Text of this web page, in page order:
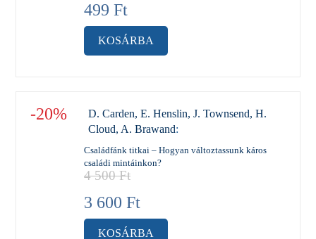
499 Ft
KOSÁRBA
-20%
D. Carden, E. Henslin, J. Townsend, H.
Cloud, A. Brawand:
Családfánk titkai – Hogyan változtassunk káros
családi mintáinkon?
4 500Ft
3 600 Ft
KOSÁRBA